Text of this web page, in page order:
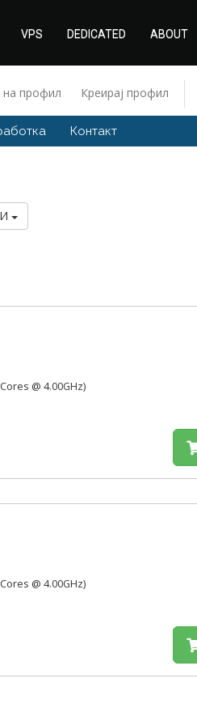
VPS DEDICATED ABOUT
на профил Креирај профил
Контакт
@ 4.00GHz)
@ 4.00GHz)